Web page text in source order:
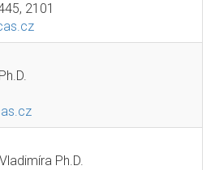
2101
Ph.D.